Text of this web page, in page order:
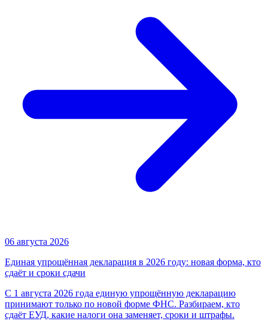
06 августа 2026
Единая упрощённая декларация в 2026 году: новая форма, кто
сдаёт и сроки сдачи
С 1 августа 2026 года единую упрощённую декларацию
принимают только по новой форме ФНС. Разбираем, кто
сдаёт ЕУД, какие налоги она заменяет, сроки и штрафы.